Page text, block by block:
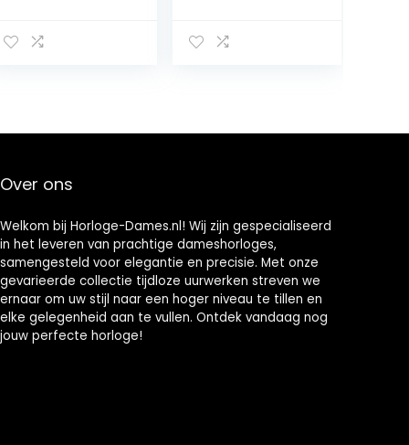
touchscreen,
stappenteller,
slaapmonitor,
activiteitstracke
r voor Android
en iOS
Gezondheids en
dingen, 5 Dagen
Over ons
Welkom bij Horloge-Dames.nl! Wij zijn gespecialiseerd
in het leveren van prachtige dameshorloges,
samengesteld voor elegantie en precisie. Met onze
gevarieerde collectie tijdloze uurwerken streven we
ernaar om uw stijl naar een hoger niveau te tillen en
elke gelegenheid aan te vullen. Ontdek vandaag nog
jouw perfecte horloge!